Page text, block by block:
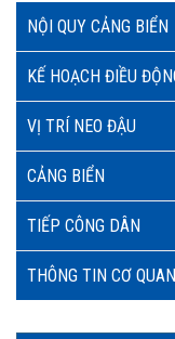
NỘI QUY CẢNG BIỂN
KẾ HOẠCH ĐIỀU
VỊ TRÍ NEO ĐẬU
CẢNG BIỂN
TIẾP CÔNG DÂN
THÔNG TIN CƠ